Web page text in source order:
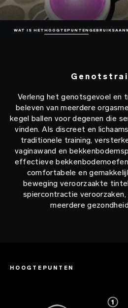
WAT IS HET HOOGTEPUNTEN
Verleng het genotsgevoel en
beleven van meerdere
kegel ballen voor degenen die
vinden. Als discreet en
traditionele training,
vaginawand en
effectieve
comfortabele en
beweging veroorzaakte
spiercontractie
meerdere
HOOGTEPUNTEN